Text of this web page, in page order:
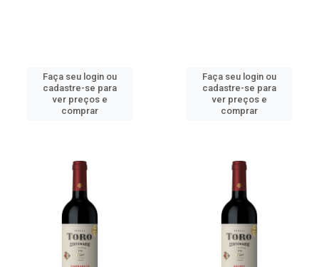
Faça seu login ou
cadastre-se para
ver preços e
comprar
Faça seu login ou
cadastre-se para
ver preços e
comprar